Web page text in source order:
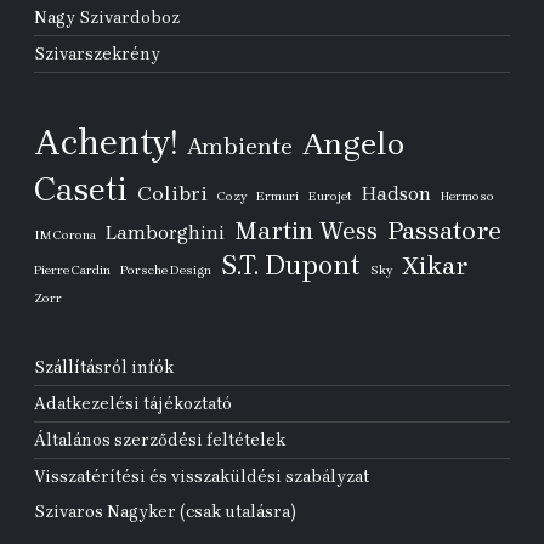
Nagy Szivardoboz
Szivarszekrény
Achenty! Ambiente Angelo
Caseti Colibri Cozy Ermuri Eurojet Hadson Hermoso
IM Corona Lamborghini Martin Wess Passatore
Pierre Cardin Porsche Design S.T. Dupont Sky Xikar
Zorr
Szállításról infók
Adatkezelési tájékoztató
Általános szerződési feltételek
Visszatérítési és visszaküldési szabályzat
Szivaros Nagyker (csak utalásra)